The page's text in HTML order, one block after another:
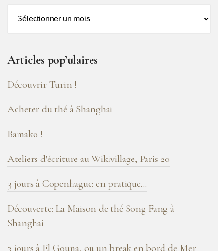
de
blog
!
Articles pop’ulaires
Découvrir Turin !
Acheter du thé à Shanghai
Bamako !
Ateliers d'écriture au Wikivillage, Paris 20
3 jours à Copenhague: en pratique…
Découverte: La Maison de thé Song Fang à
Shanghai
3 jours à El Gouna, ou un break en bord de Mer